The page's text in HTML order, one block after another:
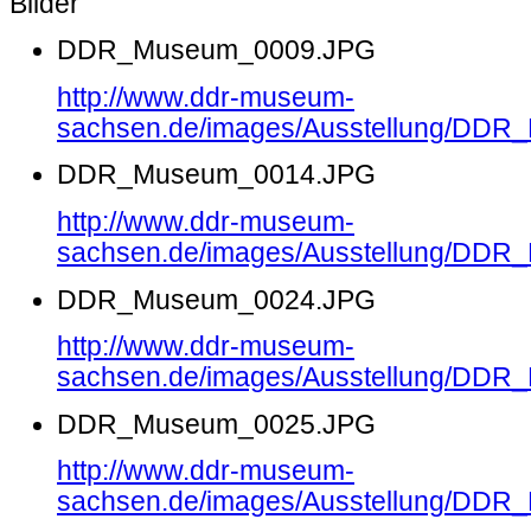
DDR_Museum_0009.JPG
http://www.ddr-museum-
sachsen.de/images/Ausstellung/
DDR_Museum_0014.JPG
http://www.ddr-museum-
sachsen.de/images/Ausstellung/
DDR_Museum_0024.JPG
http://www.ddr-museum-
sachsen.de/images/Ausstellung/
DDR_Museum_0025.JPG
http://www.ddr-museum-
sachsen.de/images/Ausstellung/